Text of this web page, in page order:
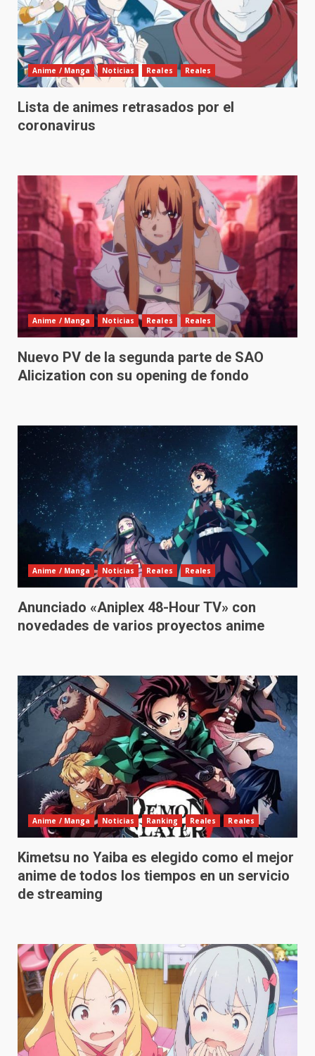
Anime / Manga Noticias Reales Reales
Lista de animes retrasados por el
coronavirus
Anime / Manga Noticias Reales Reales
Nuevo PV de la segunda parte de SAO
Alicization con su opening de fondo
Anime / Manga Noticias Reales Reales
Anunciado «Aniplex 48-Hour TV» con
novedades de varios proyectos anime
Anime / Manga Noticias Ranking Reales Reales
Kimetsu no Yaiba es elegido como el mejor
anime de todos los tiempos en un servicio
de streaming